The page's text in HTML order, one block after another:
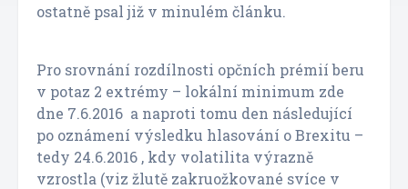
ostatně psal již v minulém článku.
Pro srovnání rozdílnosti opčních prémií beru
v potaz 2 extrémy – lokální minimum zde
dne 7.6.2016 a naproti tomu den následující
po oznámení výsledku hlasování o Brexitu –
tedy 24.6.2016 , kdy volatilita výrazně
vzrostla (viz žlutě zakruožkované svíce v